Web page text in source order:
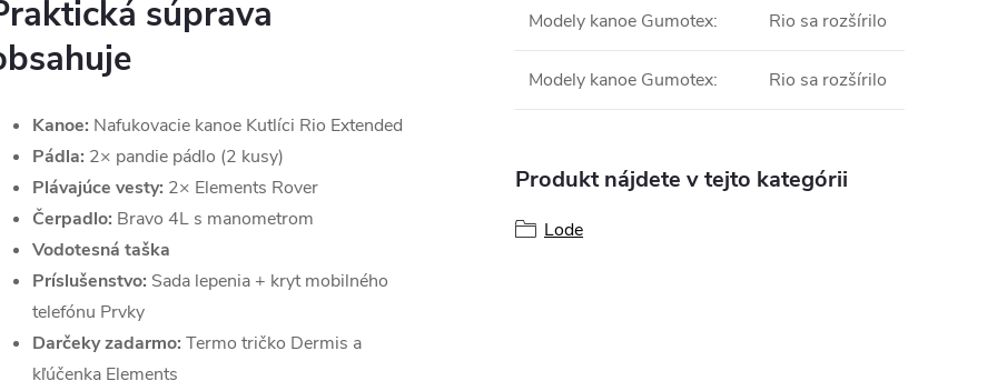
súprava
Kanoe: Nafukovacie kanoe Kutlíci Rio Extended
Pádla: 2× pandie pádlo (2 kusy)
Plávajúce vesty: 2× Elements Rover
Čerpadlo: Bravo 4L s manometrom
Vodotesná taška
Príslušenstvo: Sada lepenia + kryt mobilného
telefónu Prvky
Darčeky zadarmo: Termo tričko Dermis a
kľúčenka Elements
Modely kanoe Gumotex: Rio sa rozšírilo
Modely kanoe Gumotex: Rio sa rozšírilo
Produkt nájdete v tejto kategórii
Lode